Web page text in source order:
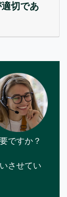
切であ
ですか？
させてい